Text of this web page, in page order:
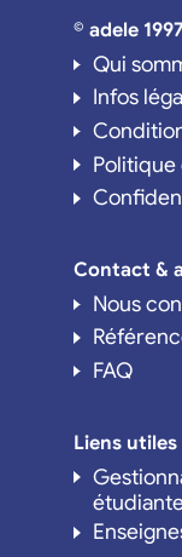
© adele
Qui
Infos
Contact &
Nous
FAQ
Liens utiles